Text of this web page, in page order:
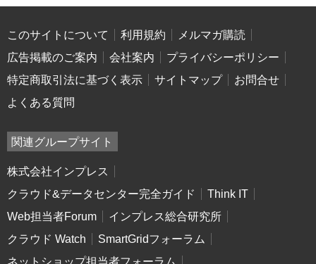
このサイトについて 利用規約
メルマガ購読
広告掲載のご案内
会社案内
プライバシーポリシー
特定商取引法に基づく表示
サイトマップ
お問合せ
よくある質問
関連グループサイト
株式会社インプレス
クラウド&データセンター完全ガイド
Think IT
Web担当者Forum
インプレス総合研究所
クラウド Watch
SmartGridフォーラム